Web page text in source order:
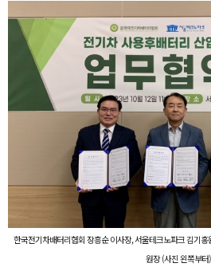
한국전기차배터리협회 장흥순 이사장, 서울테크노파크 김기
원장 (사진 왼쪽부터)